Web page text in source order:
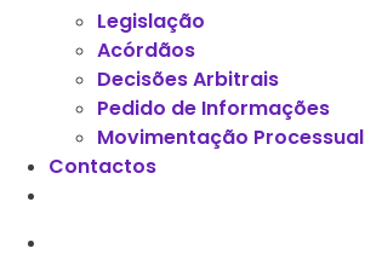
Legislação
Acórdãos
Decisões Arbitrais
Pedido de Informações
Movimentação Processual
Contactos